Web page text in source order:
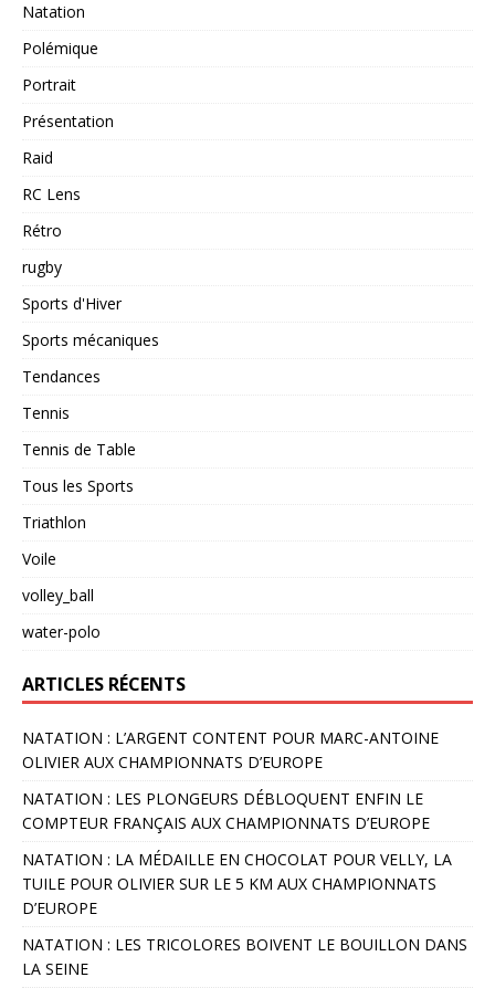
Natation
Polémique
Portrait
Présentation
Raid
RC Lens
Rétro
rugby
Sports d'Hiver
Sports mécaniques
Tendances
Tennis
Tennis de Table
Tous les Sports
Triathlon
Voile
volley_ball
water-polo
ARTICLES RÉCENTS
NATATION : L’ARGENT CONTENT POUR MARC-ANTOINE
OLIVIER AUX CHAMPIONNATS D’EUROPE
NATATION : LES PLONGEURS DÉBLOQUENT ENFIN LE
COMPTEUR FRANÇAIS AUX CHAMPIONNATS D’EUROPE
NATATION : LA MÉDAILLE EN CHOCOLAT POUR VELLY, LA
TUILE POUR OLIVIER SUR LE 5 KM AUX CHAMPIONNATS
D’EUROPE
NATATION : LES TRICOLORES BOIVENT LE BOUILLON DANS
LA SEINE